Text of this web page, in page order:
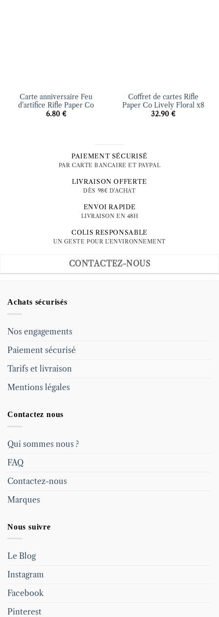
Carte anniversaire Feu
d’artifice Rifle Paper Co
6.80 €
Coffret de cartes Rifle
Paper Co Lively Floral x8
32.90 €
PAIEMENT SÉCURISÉ
PAR CARTE BANCAIRE ET PAYPAL
LIVRAISON OFFERTE
DÈS 98€ D'ACHAT
ENVOI RAPIDE
LIVRAISON EN 48H
COLIS RESPONSABLE
UN GESTE POUR L'ENVIRONNEMENT
CONTACTEZ-NOUS
Achats sécurisés
Nos engagements
Paiement sécurisé
Tarifs et livraison
Mentions légales
Contactez nous
Qui sommes nous ?
FAQ
Contactez-nous
Marques
Nous suivre
Le Blog
Instagram
Facebook
Pinterest